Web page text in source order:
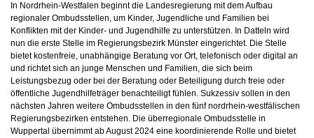
In Nordrhein-Westfalen beginnt die Landesregierung mit dem Aufbau
regionaler Ombudsstellen, um Kinder, Jugendliche und Familien bei
Konflikten mit der Kinder- und Jugendhilfe zu unterstützen. In Datteln wird
nun die erste Stelle im Regierungsbezirk Münster eingerichtet. Die Stelle
bietet kostenfreie, unabhängige Beratung vor Ort, telefonisch oder digital an
und richtet sich an junge Menschen und Familien, die sich beim
Leistungsbezug oder bei der Beratung oder Beteiligung durch freie oder
öffentliche Jugendhilfeträger benachteiligt fühlen. Sukzessiv sollen in den
nächsten Jahren weitere Ombudsstellen in den fünf nordrhein-westfälischen
Regierungsbezirken entstehen. Die überregionale Ombudsstelle in
Wuppertal übernimmt ab August 2024 eine koordinierende Rolle und bietet